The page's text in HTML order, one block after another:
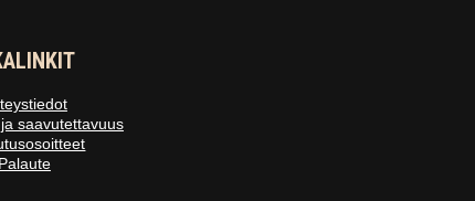
saavutettavuus
Palaute